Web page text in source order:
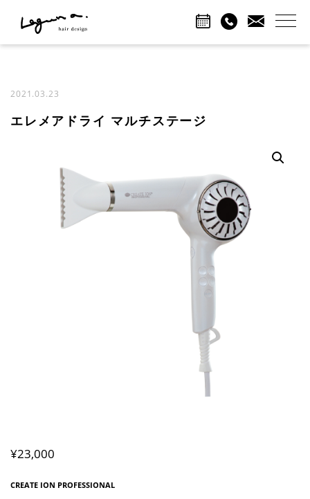
2021.03.23
エレメアドライ マルチステージ
¥23,000
CREATE ION PROFESSIONAL